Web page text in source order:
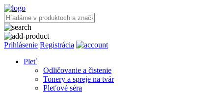
Prihlásenie Registrácia
Pleť
Odličovanie a čistenie
Tonery a spreje na tvár
Pleťové séra